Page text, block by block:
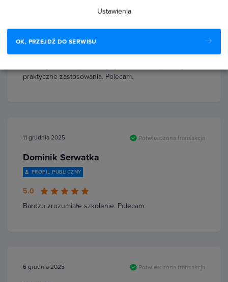
Łukasz Siewierski
5.0
Bardzo dobra jakość materiałów i sposób prowadzenia.
praktyczne zastosowania. Polecam.
11 grudnia 2025 Potwierdzona transakcja
Dominik Serwatka
PROFIL PUBLICZNY
5.0
Bardzo zrozumiałe szkolenie. Polecam
6 grudnia 2025 Potwierdzona transakcja
Ustawienia
OK, PRZEJDŹ DO SERWISU